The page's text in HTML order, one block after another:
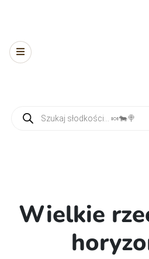
Wielkie